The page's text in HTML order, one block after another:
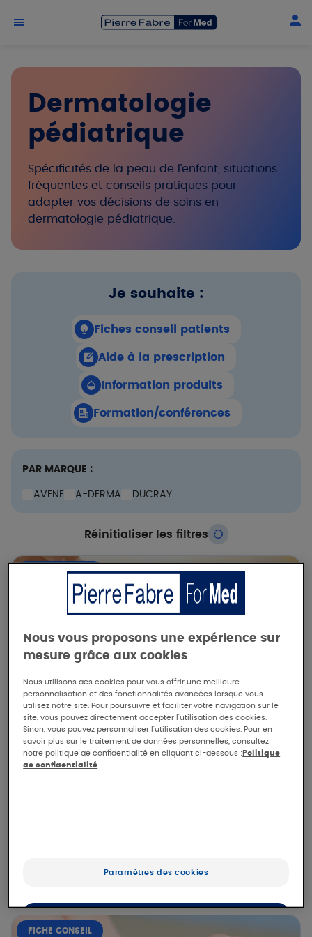
Aller au contenu principal
Dermatologie
pédiatrique
Spécificités de la peau de l’enfant, situations
fréquentes et conseils pratiques pour
adapter vos décisions de soins en
dermatologie pédiatrique.
Je souhaite :
Fiches conseil patients
Aide à la prescription
Information produits
Formation/conférences
PAR MARQUE :
AVENE A-DERMA DUCRAY
Réinitialiser les filtres
FICHE CONSEIL
A-DERMA
contagieuse causée...
FICHE CONSEIL
Nous vous proposons une expérience sur
mesure grâce aux cookies
Nous utilisons des cookies pour vous offrir une meilleure
personnalisation et des fonctionnalités avancées lorsque vous
utilisez notre site. Pour poursuivre et faciliter votre navigation sur le
site, vous pouvez directement accepter l'utilisation des cookies.
Sinon, vous pouvez personnaliser l'utilisation des cookies. Pour en
savoir plus sur le traitement de données personnelles, consultez
notre politique de confidentialité en cliquant ci-dessous : Politique
de confidentialité
Paramètres des cookies
OK